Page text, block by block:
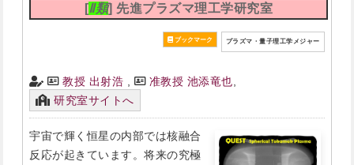
[Ⅱ類] 先進プラズマ理工学研究室
プラズマ・量子理工学メジャー
教授 出射浩 准教授 池添竜也
研究室サイトへ
宇宙で輝く恒星の内部では核融合
反応が起きています。将来の究極